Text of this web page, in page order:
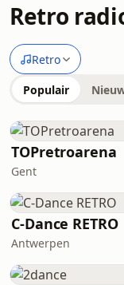
Retro
Retro
Populair
TOPretroarena
Gent
C-Dance RETRO
Antwerpen